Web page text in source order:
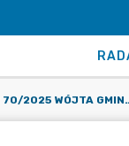
ZARZĄDZENIE NR 70/2025 WÓJTA GMINY RADZIEJOWICE Z